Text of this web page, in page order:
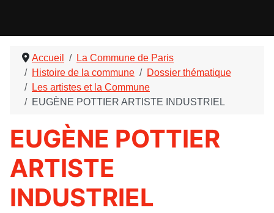
Accueil
La Commune de Paris
Histoire de la commune
Dossier thématique
Les artistes et la Commune
EUGÈNE POTTIER ARTISTE INDUSTRIEL
EUGÈNE POTTIER
ARTISTE
INDUSTRIEL